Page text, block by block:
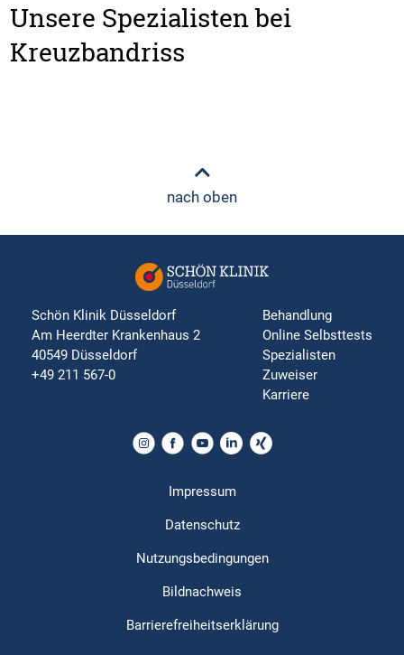
Unsere Spezialisten bei
Kreuzbandriss
nach oben
Schön Klinik Düsseldorf
Am Heerdter Krankenhaus 2
40549 Düsseldorf
+49 211 567-0
Behandlung
Online Selbsttests
Spezialisten
Zuweiser
Karriere
Impressum
Datenschutz
Nutzungsbedingungen
Bildnachweis
Barrierefreiheitserklärung